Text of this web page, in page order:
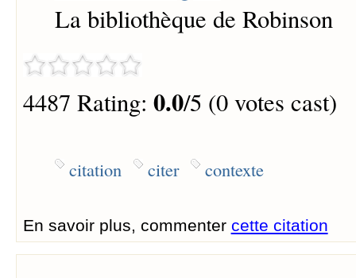
La bibliothèque de Robinson
4487 Rating: 0.0/5 (0 votes cast)
citation citer contexte
En savoir plus, commenter cette citation